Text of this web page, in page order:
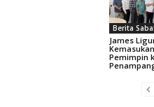
Berita
James
Pemimpin